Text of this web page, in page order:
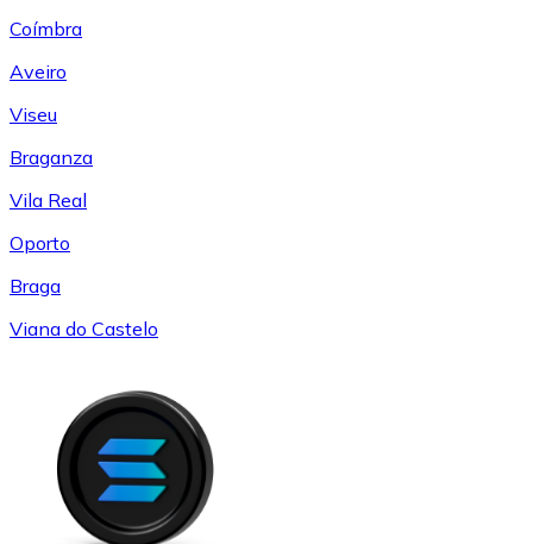
Coímbra
Aveiro
Viseu
Braganza
Vila Real
Oporto
Braga
Viana do Castelo